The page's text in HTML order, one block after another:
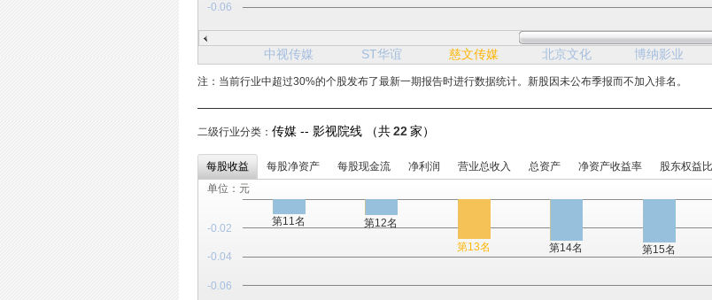
中视传媒 ST华谊 慈文传媒 北京文化 博纳影业
-0.06
注：当前行业中超过30%的个股发布了最新一期报告时进行数据统计。新股因未公布季报而不加入排名。
二级行业分类： 传媒 -- 影视院线 （共22家）
每股收益 每股净资产 每股现金流 净利润 营业总收入 总资产 净资产收益率 股东权益
单位：元
-0.06
-0.04
-0.02
第11名
第12名
第13名
第14名
第15名